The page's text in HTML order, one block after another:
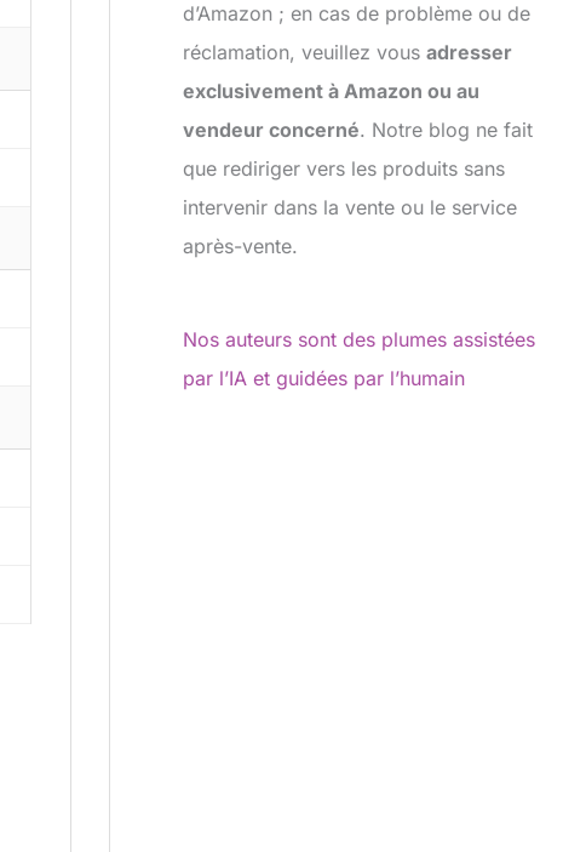
d’Amazon ; en cas de problème ou de
réclamation, veuillez vousadresser
exclusivement à Amazon ou au
vendeur concerné. Notre blog ne fait
que rediriger vers les produits sans
intervenir dans la vente ou le service
après-vente.
Nos auteurs sont des plumes assistées
par l’IA et guidées par l’humain